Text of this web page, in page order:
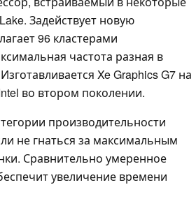
Задействует новую
96 кластерами
частота разная в
Xe Graphics G7 на
во втором поколении.
производительности
не гнаться за максимальным
Сравнительно умеренное
увеличение времени